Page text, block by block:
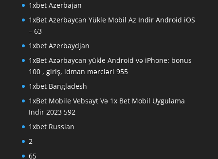
1xbet Azerbajan
1xBet Azerbaycan Yükle Mobil Az Indir Android iOS
– 63
1xbet Azerbaydjan
1xBet Azərbaycan yükle Android və iPhone: bonus
100 , giriş, idman mərcləri 955
1xbet Bangladesh
1xBet Mobile Vebsayt Və 1x Bet Mobil Uygulama
Indir 2023 592
1xbet Russian
2
65